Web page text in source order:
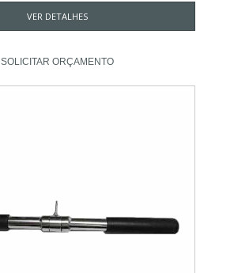
VER DETALHES
SOLICITAR ORÇAMENTO